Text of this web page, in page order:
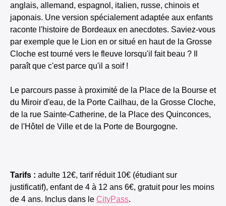
anglais, allemand, espagnol, italien, russe, chinois et
japonais. Une version spécialement adaptée aux enfants
raconte l'histoire de Bordeaux en anecdotes. Saviez-vous
par exemple que le Lion en or situé en haut de la Grosse
Cloche est tourné vers le fleuve lorsqu'il fait beau ? Il
paraît que c'est parce qu'il a soif !
Le parcours passe à proximité de la Place de la Bourse et
du Miroir d'eau, de la Porte Cailhau, de la Grosse Cloche,
de la rue Sainte-Catherine, de la Place des Quinconces,
de l'Hôtel de Ville et de la Porte de Bourgogne.
Tarifs : adulte 12€, tarif réduit 10€ (étudiant sur
justificatif), enfant de 4 à 12 ans 6€, gratuit pour les moins
de 4 ans. Inclus dans le CityPass.